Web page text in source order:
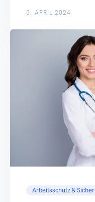
5. APRIL 2024
Arbeitsschutz &